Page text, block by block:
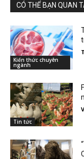
CÓ THỂ BẠN QUAN
Kiến thức chuyên
ngành
Tin tức